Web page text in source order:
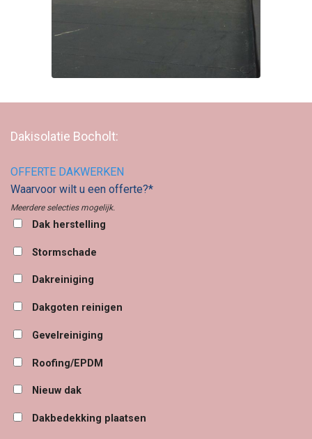
Dakisolatie Bocholt:
OFFERTE DAKWERKEN
Waarvoor wilt u een offerte?*
Meerdere selecties mogelijk.
Dak herstelling
Stormschade
Dakreiniging
Dakgoten reinigen
Gevelreiniging
Roofing/EPDM
Nieuw dak
Dakbedekking plaatsen